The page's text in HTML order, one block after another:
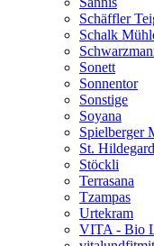
Schäffler
Schalk
Sonett
Sonnentor
Sonstige
Soyana
Spielberger
St.
Stöckli
Terrasana
Tzampas
Urtekram
VITA - Bio